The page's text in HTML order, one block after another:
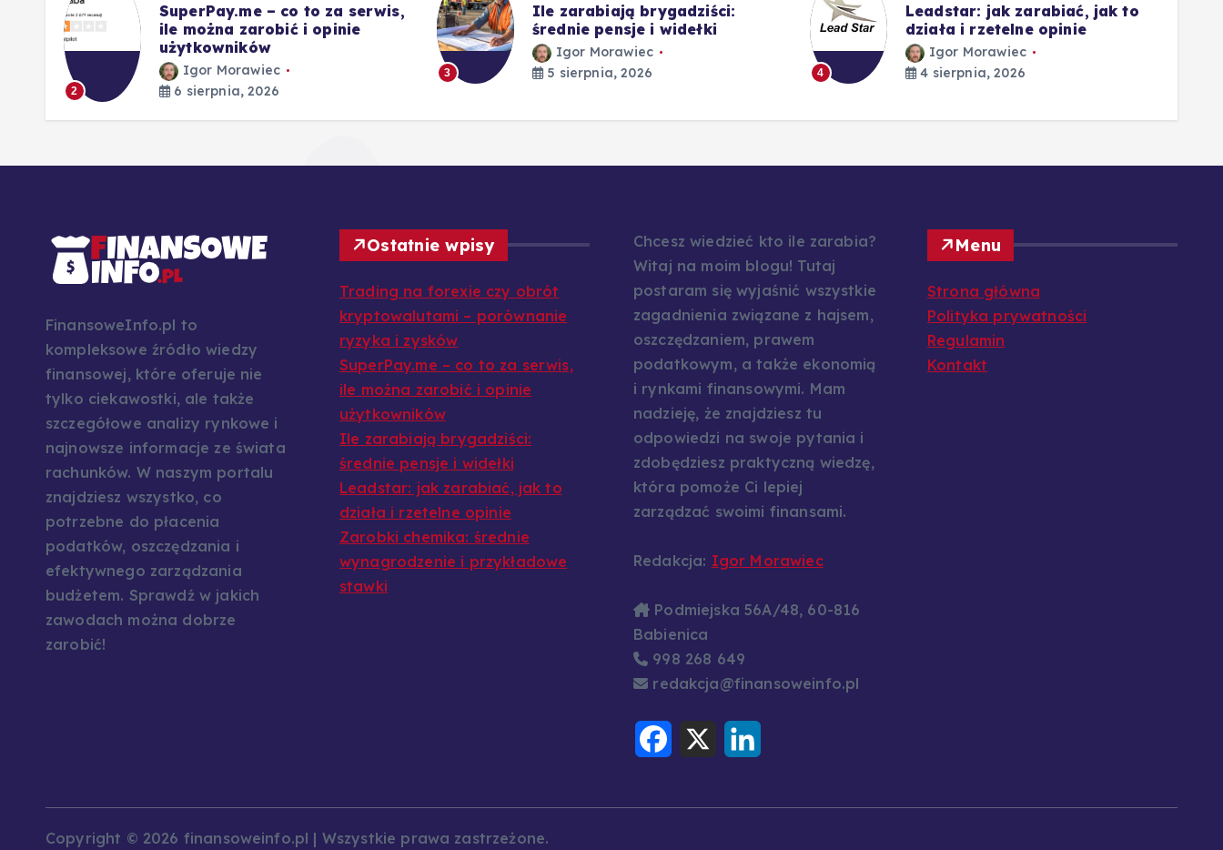
2
SuperPay.me – co to za serwis,
ile można zarobić i opinie
użytkowników
Igor Morawiec
6 sierpnia, 2026
3
Ile zarabiają brygadziści:
średnie pensje i widełki
Igor Morawiec
5 sierpnia, 2026
4
Leadstar: jak zarabiać, jak to
działa i rzetelne opinie
Igor Morawiec
4 sierpnia, 2026
FinansoweInfo.pl to
kompleksowe źródło wiedzy
finansowej, które oferuje nie
tylko ciekawostki, ale także
szczegółowe analizy rynkowe i
najnowsze informacje ze świata
rachunków. W naszym portalu
znajdziesz wszystko, co
potrzebne do płacenia
podatków, oszczędzania i
efektywnego zarządzania
budżetem. Sprawdź w jakich
zawodach można dobrze
zarobić!
Ostatnie wpisy
Trading na forexie czy obrót
kryptowalutami – porównanie
ryzyka i zysków
SuperPay.me – co to za serwis,
ile można zarobić i opinie
użytkowników
Ile zarabiają brygadziści:
średnie pensje i widełki
Leadstar: jak zarabiać, jak to
działa i rzetelne opinie
Zarobki chemika: średnie
wynagrodzenie i przykładowe
stawki
Chcesz wiedzieć kto ile zarabia?
Witaj na moim blogu! Tutaj
postaram się wyjaśnić wszystkie
zagadnienia związane z hajsem,
oszczędzaniem, prawem
podatkowym, a także ekonomią
i rynkami finansowymi. Mam
nadzieję, że znajdziesz tu
odpowiedzi na swoje pytania i
zdobędziesz praktyczną wiedzę,
która pomoże Ci lepiej
zarządzać swoimi finansami.
Redakcja: Igor Morawiec
Podmiejska 56A/48, 60-816
Babienica
998 268 649
redakcja@finansoweinfo.pl
F
c
X
Menu
Strona główna
Polityka prywatności
Regulamin
Kontakt
Copyright © 2026 finansoweinfo.pl | Wszystkie prawa zastrzeżone.